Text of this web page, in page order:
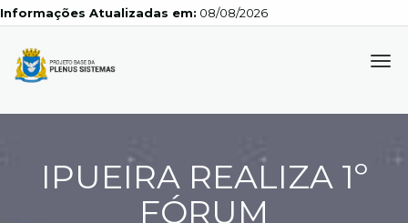
Atualizadas em: 08/08/2026
IPUEIRA REALIZA 1º
FÓRUM